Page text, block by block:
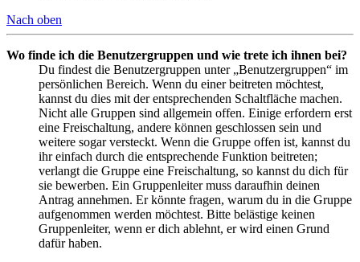
Nach oben
Wo finde ich die Benutzergruppen und wie trete ich ihnen bei?
Du findest die Benutzergruppen unter „Benutzergruppen“ im
persönlichen Bereich. Wenn du einer beitreten möchtest,
kannst du dies mit der entsprechenden Schaltfläche machen.
Nicht alle Gruppen sind allgemein offen. Einige erfordern erst
eine Freischaltung, andere können geschlossen sein und
weitere sogar versteckt. Wenn die Gruppe offen ist, kannst du
ihr einfach durch die entsprechende Funktion beitreten;
verlangt die Gruppe eine Freischaltung, so kannst du dich für
sie bewerben. Ein Gruppenleiter muss daraufhin deinen
Antrag annehmen. Er könnte fragen, warum du in die Gruppe
aufgenommen werden möchtest. Bitte belästige keinen
Gruppenleiter, wenn er dich ablehnt, er wird einen Grund
dafür haben.